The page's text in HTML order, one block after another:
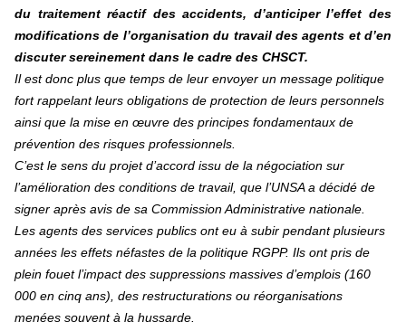
du traitement réactif des accidents, d’anticiper l’effet des
modifications de l’organisation du travail des agents et d’en
discuter sereinement dans le cadre des CHSCT.
Il est donc plus que temps de leur envoyer un message politique
fort rappelant leurs obligations de protection de leurs personnels
ainsi que la mise en œuvre des principes fondamentaux de
prévention des risques professionnels.
C’est le sens du projet d’accord issu de la négociation sur
l’amélioration des conditions de travail, que l’UNSA a décidé de
signer après avis de sa Commission Administrative nationale.
Les agents des services publics ont eu à subir pendant plusieurs
années les effets néfastes de la politique RGPP. Ils ont pris de
plein fouet l’impact des suppressions massives d’emplois (160
000 en cinq ans), des restructurations ou réorganisations
menées souvent à la hussarde.